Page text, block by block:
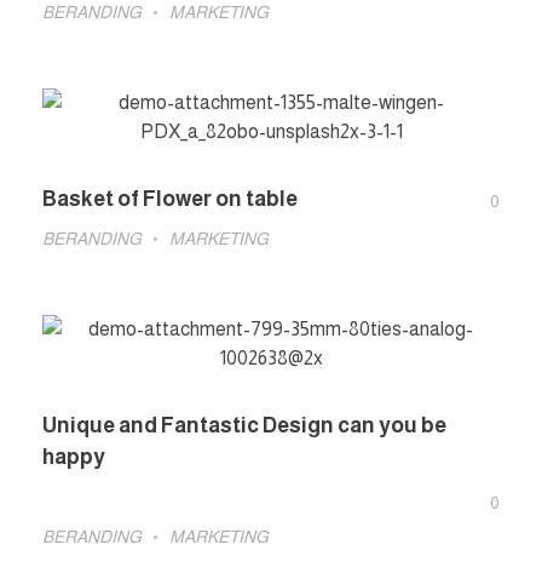
BERANDING
MARKETING
Basket of Flower on table
0
BERANDING
MARKETING
Unique and Fantastic Design can you be
happy
0
BERANDING
MARKETING